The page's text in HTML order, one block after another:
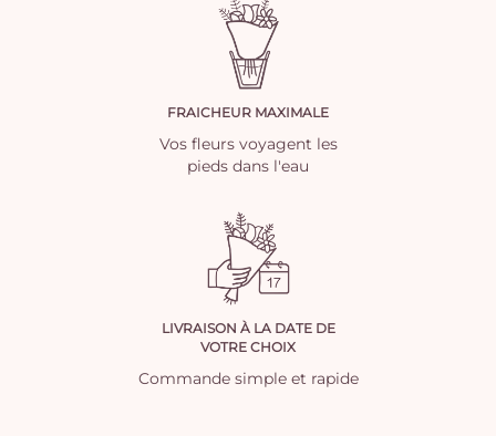
FRAICHEUR MAXIMALE
Vos fleurs voyagent les
pieds dans l'eau
LIVRAISON À LA DATE DE
VOTRE CHOIX
Commande simple et rapide